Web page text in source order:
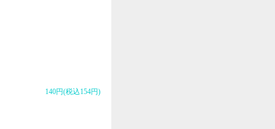
140円(税込154円)